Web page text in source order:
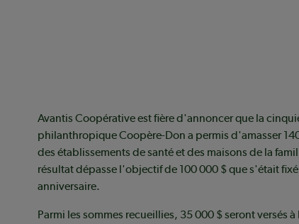
Avantis Coopérative est fière d'annoncer que la
philanthropique Coopère-Don a permis d'amasser
des établissements de santé et des maisons de la
résultat dépasse l'objectif de 100 000 $ que s'était
anniversaire.
Parmi les sommes recueillies, 35 000 $ seront versés